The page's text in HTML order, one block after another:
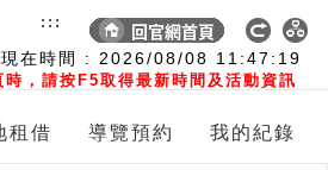
現在時間 : 2026/08/08 11:47:20
，請按F5取得最新時間及活動資訊
:::
租借 導覽預約 我的紀錄